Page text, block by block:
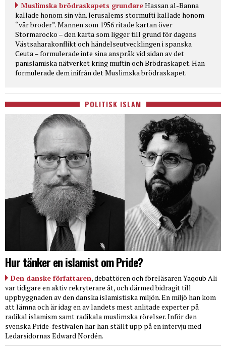
Muslimska brödraskapets grundareHassan al-Banna
kallade honom sin vän. Jerusalems stormufti kallade honom
“vår broder”. Mannen som 1956 ritade kartan över
Stormarocko – den karta som ligger till grund för dagens
Västsaharakonflikt och händelseutvecklingen i spanska
Ceuta – formulerade inte sina anspråk vid sidan av det
panislamiska nätverket kring muftin och Brödraskapet. Han
formulerade dem inifrån det Muslimska brödraskapet.
POLITISK ISLAM
Hur tänker en islamist om Pride?
Den danske författaren, debattören och föreläsaren Yaqoub Ali
var tidigare en aktiv rekryterare åt, och därmed bidragit till
uppbyggnaden av den danska islamistiska miljön. En miljö han kom
att lämna och är idag en av landets mest anlitade experter på
radikal islamism samt radikala muslimska rörelser. Inför den
svenska Pride-festivalen har han ställt upp på en intervju med
Ledarsidornas Edward Nordén.